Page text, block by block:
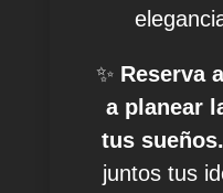
✨ Reserva
a planear
tus sueños.
juntos tus